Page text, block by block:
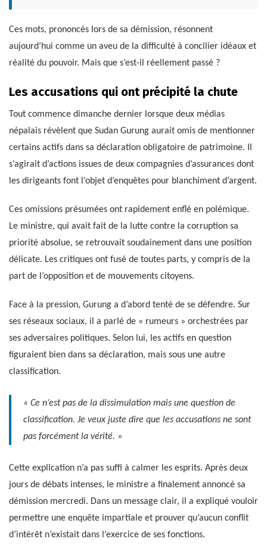
Ces mots, prononcés lors de sa démission, résonnent
aujourd’hui comme un aveu de la difficulté à concilier idéaux et
réalité du pouvoir. Mais que s’est-il réellement passé ?
Les accusations qui ont précipité la chute
Tout commence dimanche dernier lorsque deux médias
népalais révèlent que Sudan Gurung aurait omis de mentionner
certains actifs dans sa déclaration obligatoire de patrimoine. Il
s’agirait d’actions issues de deux compagnies d’assurances dont
les dirigeants font l’objet d’enquêtes pour blanchiment d’argent.
Ces omissions présumées ont rapidement enflé en polémique.
Le ministre, qui avait fait de la lutte contre la corruption sa
priorité absolue, se retrouvait soudainement dans une position
délicate. Les critiques ont fusé de toutes parts, y compris de la
part de l’opposition et de mouvements citoyens.
Face à la pression, Gurung a d’abord tenté de se défendre. Sur
ses réseaux sociaux, il a parlé de « rumeurs » orchestrées par
ses adversaires politiques. Selon lui, les actifs en question
figuraient bien dans sa déclaration, mais sous une autre
classification.
« Ce n’est pas de la dissimulation mais une question de
classification. Je veux juste dire que les accusations ne sont
pas forcément la vérité. »
Cette explication n’a pas suffi à calmer les esprits. Après deux
jours de débats intenses, le ministre a finalement annoncé sa
démission mercredi. Dans un message clair, il a expliqué vouloir
permettre une enquête impartiale et prouver qu’aucun conflit
d’intérêt n’existait dans l’exercice de ses fonctions.